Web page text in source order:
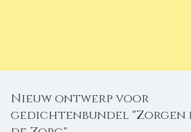
Nieuw ontwerp voor